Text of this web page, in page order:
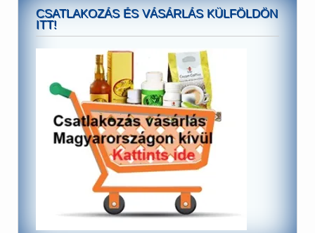
CSATLAKOZÁS ÉS VÁSÁRLÁS KÜLFÖLDÖN
ITT!